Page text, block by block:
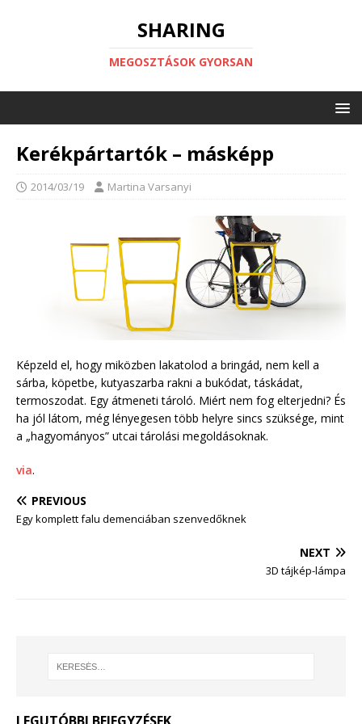
SHARING
MEGOSZTÁSOK GYORSAN
Kerékpártartók – másképp
2014/03/19 Martina Varsanyi
Képzeld el, hogy miközben lakatolod a bringád, nem kell a
sárba, köpetbe, kutyaszarba rakni a bukódat, táskádat,
termoszodat. Egy átmeneti tároló. Miért nem fog elterjedni? És
ha jól látom, még lényegesen több helyre sincs szüksége, mint
a „hagyományos” utcai tárolási megoldásoknak.
via.
PREVIOUS
Egy komplett falu demenciában szenvedőknek
NEXT
3D tájkép-lámpa